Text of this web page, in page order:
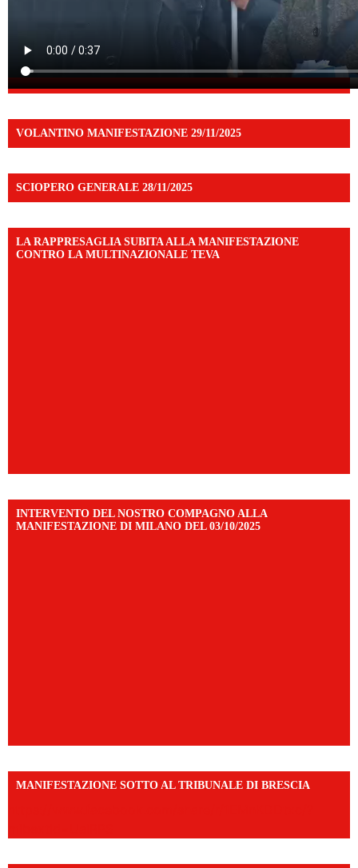
VOLANTINO MANIFESTAZIONE 29/11/2025
SCIOPERO GENERALE 28/11/2025
LA RAPPRESAGLIA SUBITA ALLA MANIFESTAZIONE
CONTRO LA MULTINAZIONALE TEVA
INTERVENTO DEL NOSTRO COMPAGNO ALLA
MANIFESTAZIONE DI MILANO DEL 03/10/2025
MANIFESTAZIONE SOTTO AL TRIBUNALE DI BRESCIA